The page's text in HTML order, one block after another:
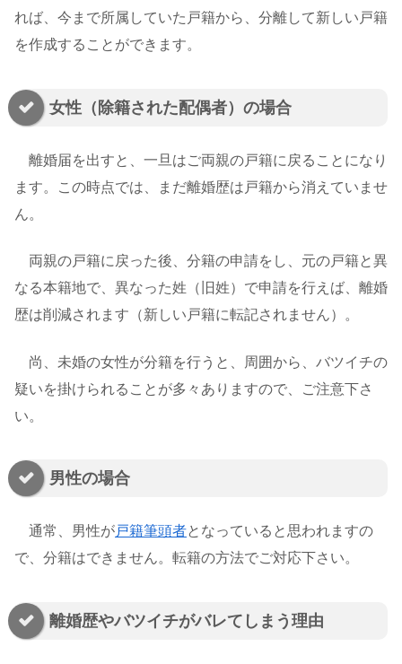
れば、今まで所属していた戸籍から、分離して新しい戸籍
を作成することができます。
女性（除籍された配偶者）の場合
離婚届を出すと、一旦はご両親の戸籍に戻ることになり
ます。この時点では、まだ離婚歴は戸籍から消えていませ
ん。
両親の戸籍に戻った後、分籍の申請をし、元の戸籍と異
なる本籍地で、異なった姓（旧姓）で申請を行えば、離婚
歴は削減されます（新しい戸籍に転記されません）。
尚、未婚の女性が分籍を行うと、周囲から、バツイチの
疑いを掛けられることが多々ありますので、ご注意下さ
い。
男性の場合
通常、男性が戸籍筆頭者となっていると思われますの
で、分籍はできません。転籍の方法でご対応下さい。
離婚歴やバツイチがバレてしまう理由